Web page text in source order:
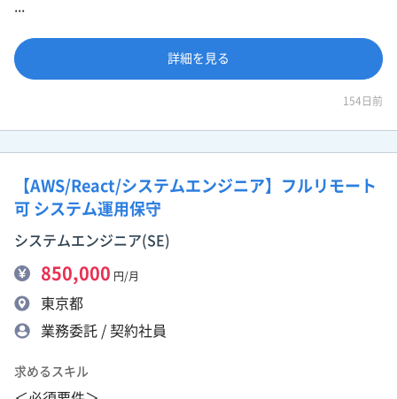
詳細を見る
154日前
【AWS/React/システムエンジニア】フルリモート
可 システム運用保守
システムエンジニア(SE)
850,000 円/月
東京都
業務委託 / 契約社員
求めるスキル